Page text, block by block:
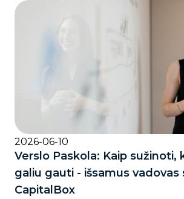
2026-06-10
Verslo Paskola: Kaip sužinoti,
galiu gauti - išsamus vadovas
CapitalBox